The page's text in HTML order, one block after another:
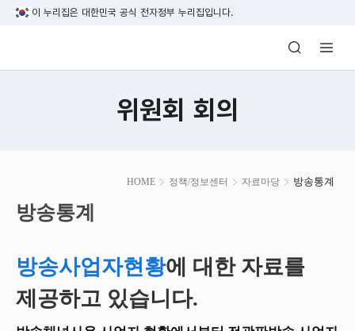
본문 바로가기
이 누리집은 대한민국 공식 전자정부 누리집입니다.
방송미디어통신위원회 Korea Media
위원회 회의
HOME 정책/정보센터 자료마당 방송통계
시
작
방송통계
방송사업자현황에 대한 자료를
제공하고 있습니다.